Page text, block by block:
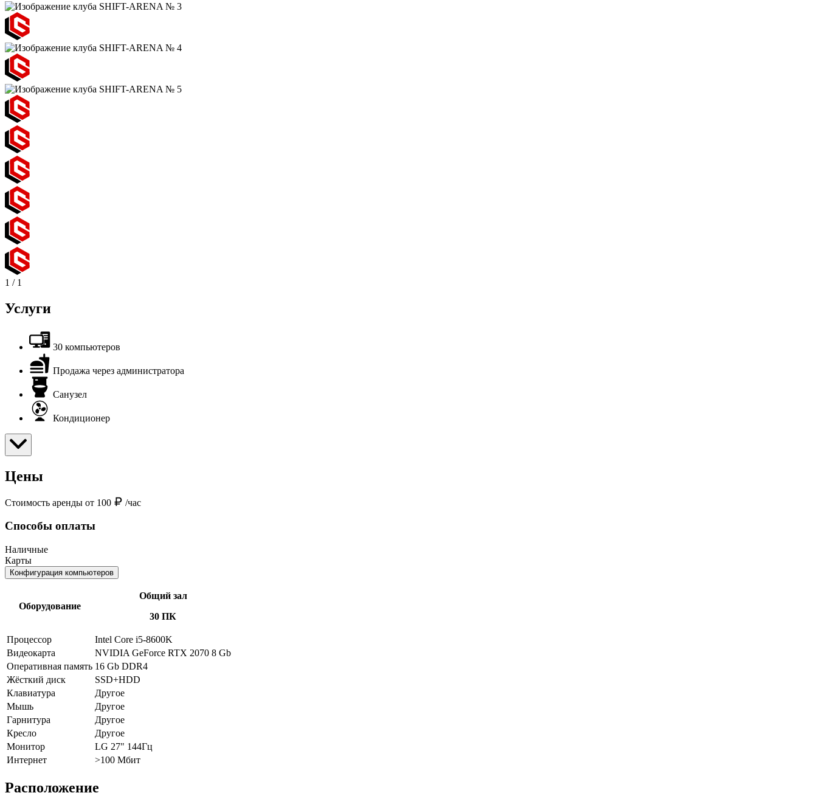
1 / 1
Услуги
30 компьютеров
Продажа через администратора
Санузел
Кондиционер
Цены
Стоимость аренды от 100 /час
Способы оплаты
Наличные
Карты
Конфигурация компьютеров
Оборудование
Общий зал
30 ПК
Процессор
Intel Core i5-8600K
Видеокарта
NVIDIA GeForce RTX 2070 8 Gb
Оперативная память 16 Gb DDR4
Жёсткий диск
SSD+HDD
Клавиатура
Другое
Мышь
Другое
Гарнитура
Другое
Кресло
Другое
Монитор
LG 27" 144Гц
Интернет
>100 Мбит
Расположение